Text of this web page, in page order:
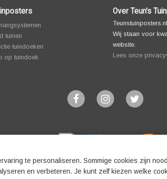
tuinen
tuindoeken
op tuindoek
Over Teun's
Wij staan voor
website.
Lees onze
|Privacyverklaring|Cookies|Cookie-
te personaliseren. Sommige cookies zijn
en verbeteren. Je kunt zelf kiezen welke